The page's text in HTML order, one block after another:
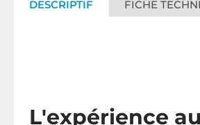
DESCRIPTIF FICHE
L'expérience